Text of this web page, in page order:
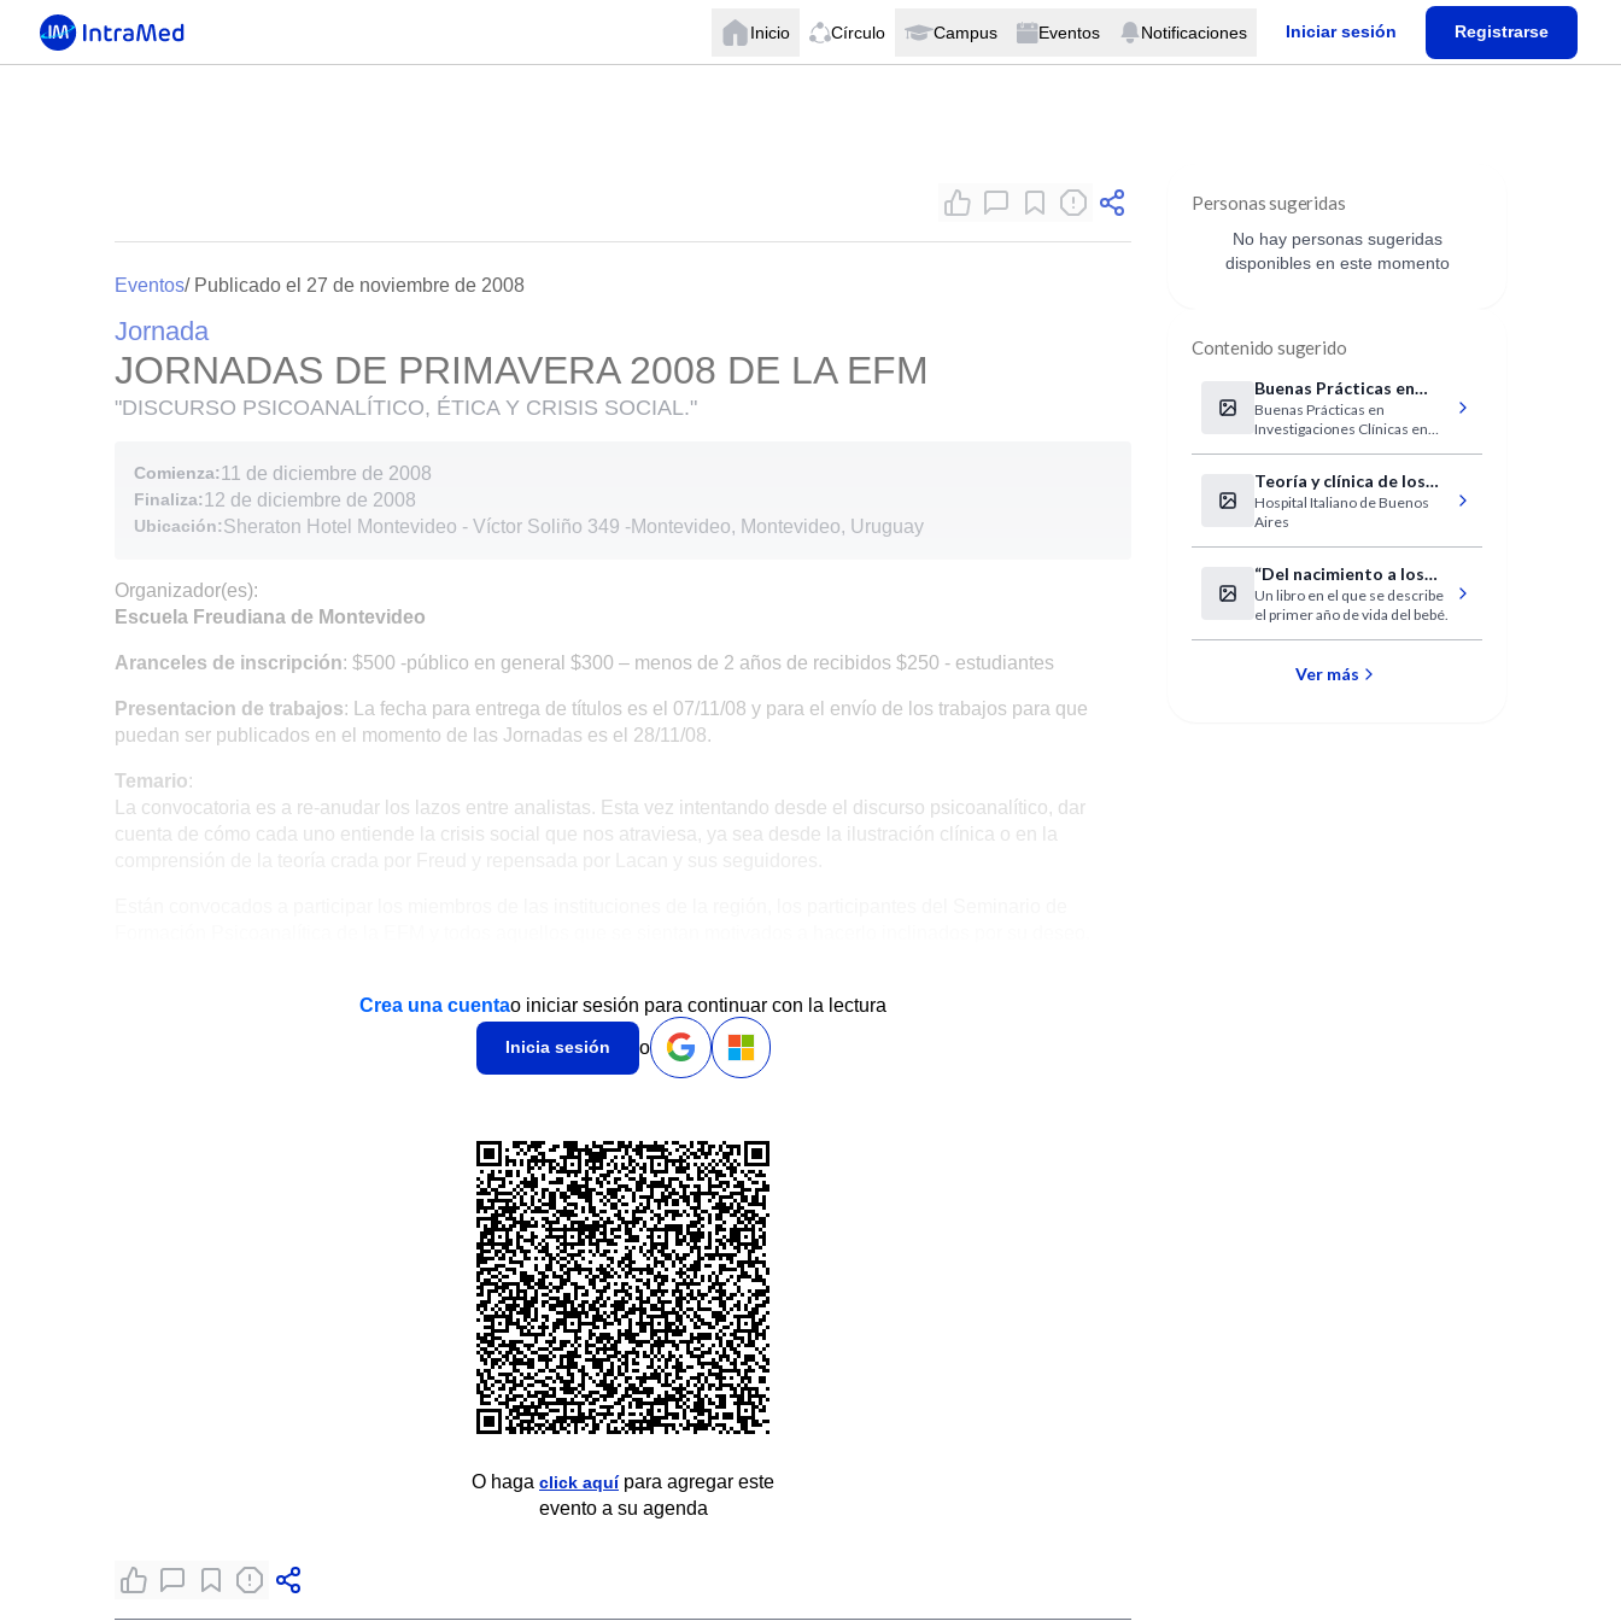
Inicio Círculo Campus Eventos Notificaciones Iniciar sesión Registrarse
Eventos/ Publicado el 27 de noviembre de 2008
Jornada
JORNADAS DE PRIMAVERA 2008 DE LA EFM
"DISCURSO PSICOANALÍTICO, ÉTICA Y CRISIS SOCIAL."
Comienza:11 de diciembre de 2008
Finaliza:12 de diciembre de 2008
Ubicación:Sheraton Hotel Montevideo - Víctor Soliño 349 -Montevideo, Montevideo, Uruguay
Organizador(es):
Escuela Freudiana de Montevideo
Aranceles de inscripción: $500 -público en general $300 – menos de 2 años de recibidos $250 - estudiantes
Presentacion de trabajos: La fecha para entrega de títulos es el 07/11/08 y para el envío de los trabajos para que
puedan ser publicados en el momento de las Jornadas es el 28/11/08.
Temario:
La convocatoria es a re-anudar los lazos entre analistas. Esta vez intentando desde el discurso psicoanalítico, dar
cuenta de cómo cada uno entiende la crisis social que nos atraviesa, ya sea desde la ilustración clínica o en la
Crea una cuentao iniciar sesión para continuar con la lectura
Inicia sesión o
O haga click aquípara agregar este
evento a su agenda
Personas sugeridas
No hay personas sugeridas
disponibles en este momento
Contenido sugerido
Buenas Prácticas en
Investigaciones Clínicas
en Medicamentos
Buenas Prácticas en
Investigaciones Clínicas en
Teoría y clínica de los
vínculos: familia, pareja y
grupos
Hospital Italiano de Buenos
Aires
“Del nacimiento a los
primeros pasos”
Un libro en el que se describe
el primer año de vida del bebé.
Ver más